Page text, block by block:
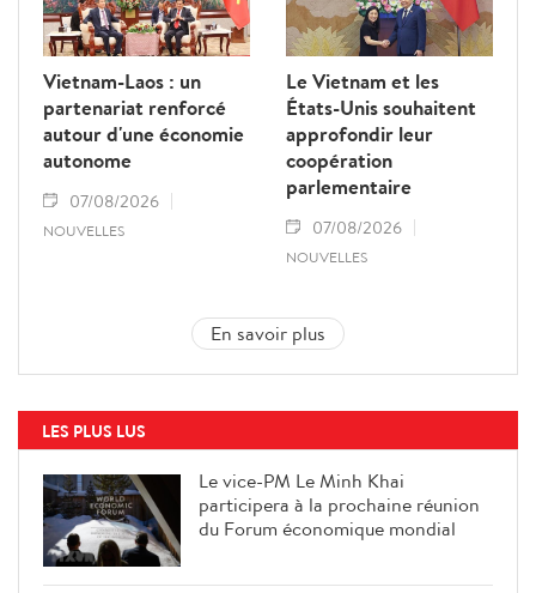
Vietnam-Laos : un
partenariat renforcé
autour d'une économie
autonome
07/08/2026
NOUVELLES
Le Vietnam et les
États-Unis souhaitent
approfondir leur
coopération
parlementaire
07/08/2026
NOUVELLES
En savoir plus
LES PLUS LUS
Le vice-PM Le Minh Khai
participera à la prochaine réunion
du Forum économique mondial